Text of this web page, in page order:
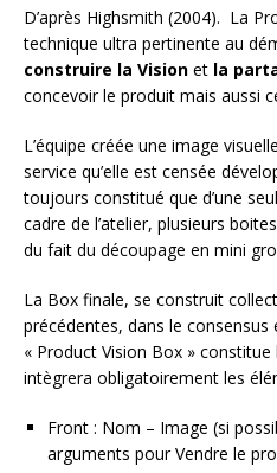
D’après Highsmith (2004). La
technique ultra pertinente au
construire la Vision et la
concevoir le produit mais aussi
L’équipe créée une image
service qu’elle est censée
toujours constitué que d’une
cadre de l’atelier, plusieurs
du fait du découpage en mini
La Box finale, se construit
précédentes, dans le
« Product Vision Box » constitue
intègrera obligatoirement les
Front : Nom – Image (si
arguments pour Vendre le